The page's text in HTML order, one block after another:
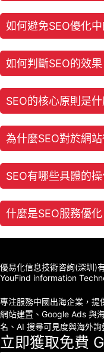
如何避免SEO優化
如何判斷SEO的效果
SEO的核心原則是什
為什麼SEO對於網站
SEO有哪些具體的
什麼是SEO服務優化
優易化信息技術咨詢(深圳)
YouFind information
專注服務中國出海企業，提
網站建置、Google Ads 與
名、AI 搜尋可見度與海外詢
立即獲取免費